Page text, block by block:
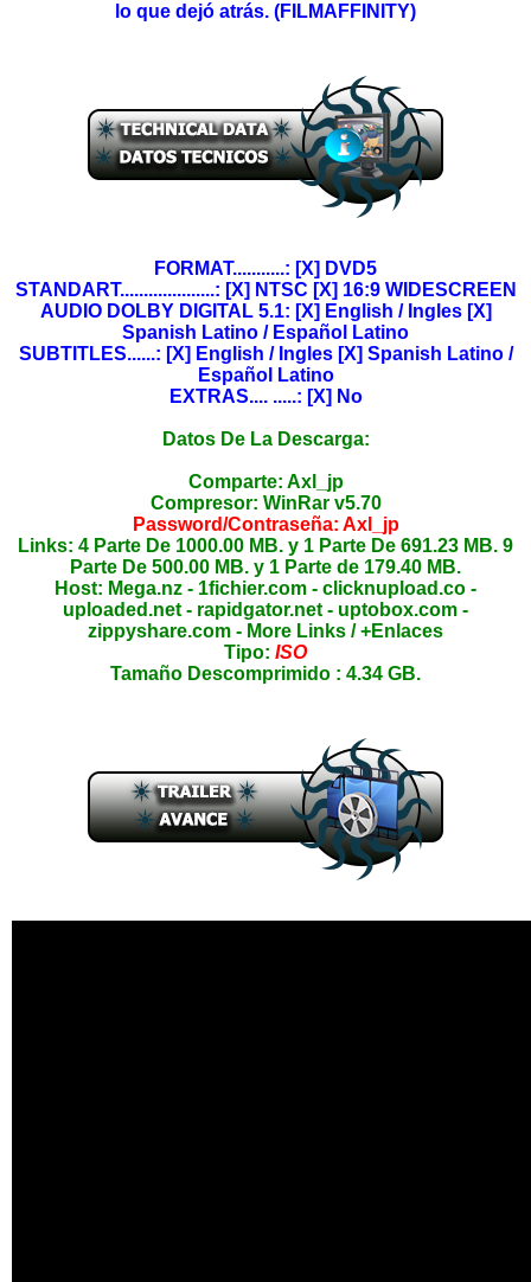
lo que dejó atrás. (FILMAFFINITY)
FORMAT...........: [X] DVD5
STANDART....................: [X] NTSC [X] 16:9 WIDESCREEN
AUDIO DOLBY DIGITAL 5.1: [X] English / Ingles [X]
Spanish Latino / Español Latino
SUBTITLES......: [X] English / Ingles [X] Spanish Latino /
Español Latino
EXTRAS.... .....: [X] No
Datos De La Descarga:
Comparte: Axl_jp
Compresor: WinRar v5.70
Password/Contraseña: Axl_jp
Links: 4 Parte De 1000.00 MB. y 1 Parte De 691.23 MB. 9
Parte De 500.00 MB. y 1 Parte de 179.40 MB.
Host: Mega.nz - 1fichier.com - clicknupload.co -
uploaded.net - rapidgator.net - uptobox.com -
zippyshare.com - More Links / +Enlaces
Tipo: ISO
Tamaño Descomprimido : 4.34 GB.